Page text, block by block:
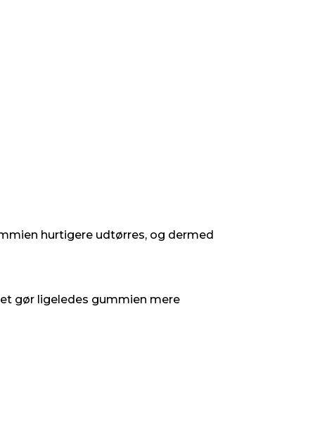
hurtigere udtørres, og dermed
gør ligeledes gummien mere